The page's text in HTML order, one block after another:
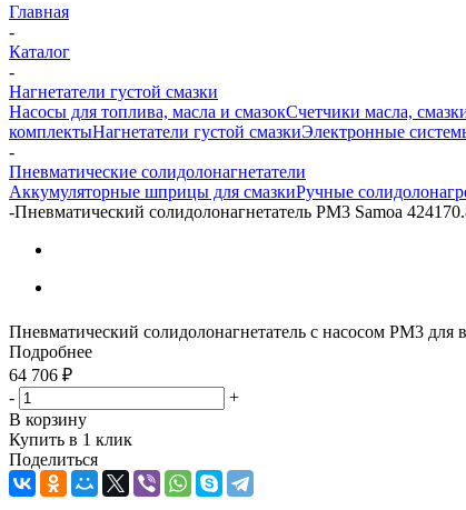
Главная
-
Каталог
-
Нагнетатели густой смазки
Насосы для топлива, масла и смазокСчетчики масла,
комплектыНагнетатели густой смазкиЭлектронные
-
Пневматические солидолонагнетатели
Аккумуляторные шприцы для смазкиРучные
-Пневматический солидолонагнетатель PM3 Samoa
Пневматический солидолонагнетатель с насосом PM3 для
Подробнее
64 706 ₽
-
+
В корзину
Купить в 1 клик
Поделиться